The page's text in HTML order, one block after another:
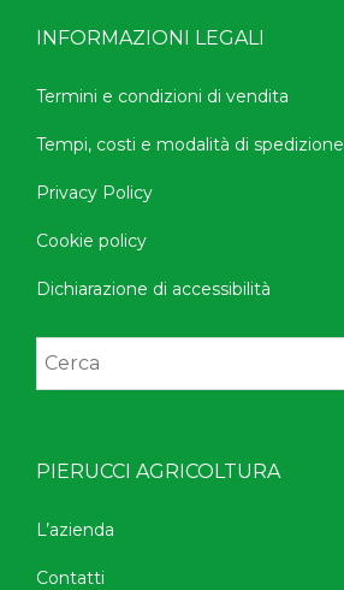
INFORMAZIONI LEGALI
Termini e condizioni di vendita
Tempi, costi e modalità di spedizione
Privacy Policy
Cookie policy
Dichiarazione di accessibilità
PIERUCCI AGRICOLTURA
L’azienda
Contatti